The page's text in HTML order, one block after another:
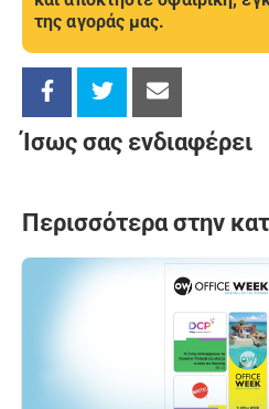
της αγοράς μας.
Ίσως σας ενδιαφέρει
Περισσότερα στην